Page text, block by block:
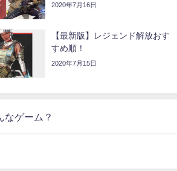
2020年7月16日
【最新版】レジェンド解放おす
すめ順！
2020年7月15日
なゲーム？